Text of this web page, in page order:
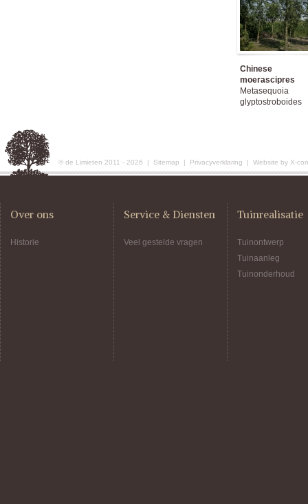
Chinese
moerascipres
Metasequoia
glyptostroboides
© de Limieten 2011 - 2026 | Sitemap | Privacyverklaring | Website by X-
Over ons
Historie
Service & Diensten
Veel gestelde vragen
Tuinrealisatie
Tuinontwerp
Tuinaanleg
Tuinonderhoud